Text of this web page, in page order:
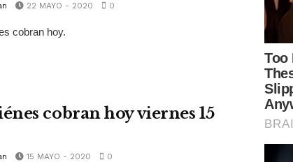
22 MAYO - 2020 0
cobran hoy.
cobran hoy viernes 15
15 MAYO - 2020 0